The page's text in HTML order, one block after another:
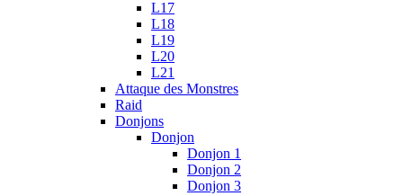
L17
L18
L19
L20
L21
Attaque des Monstres
Raid
Donjons
Donjon
Donjon 1
Donjon 2
Donjon 3